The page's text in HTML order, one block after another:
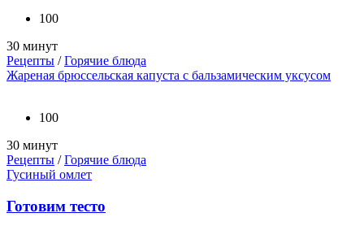
100
30 минут
Рецепты /Горячие блюда
Жареная брюссельская капуста с бальзамическим уксусом
100
30 минут
Рецепты /Горячие блюда
Гусиный омлет
Готовим тесто